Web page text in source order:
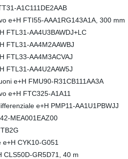
A1C111DE2AAB
e+H FTI55-AAA1RG143A1A, 300 mm
FTL31-AA4U3BAWDJ+LC
FTL31-AA4M2AAWBJ
FTL33-AA4M3ACVAJ
FTL31-AA4U2AAW5J
e+H FMU90-R31CB111AA3A
e+H FTC325-A1A11
e+H PMP11-AA1U1PBWJJ
MEA001EAZ00
CYK10-G051
CLS50D-GR5D71, 40 m